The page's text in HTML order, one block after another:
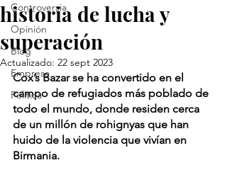
Controversia
Opinión
Blog
Empresa
Política
historia de lucha y
superación
Actualizado: 22 sept 2023
Cox’s Bazar se ha convertido en el
campo de refugiados más poblado de
todo el mundo, donde residen cerca
de un millón de rohignyas que han
huido de la violencia que vivían en
Birmania.